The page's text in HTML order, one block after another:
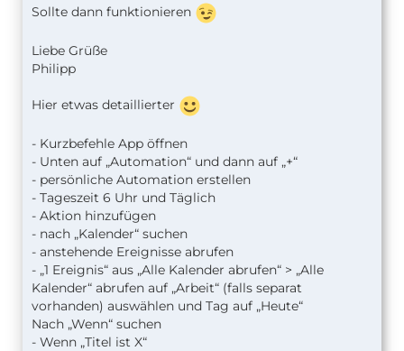
Sollte dann funktionieren
Liebe Grüße
Philipp
Hier etwas detaillierter
- Kurzbefehle App öffnen
- Unten auf „Automation“ und dann auf „+“
- persönliche Automation erstellen
- Tageszeit 6 Uhr und Täglich
- Aktion hinzufügen
- nach „Kalender“ suchen
- anstehende Ereignisse abrufen
- „1 Ereignis“ aus „Alle Kalender abrufen“ > „Alle
Kalender“ abrufen auf „Arbeit“ (falls separat
vorhanden) auswählen und Tag auf „Heute“
Nach „Wenn“ suchen
- Wenn „Titel ist X“